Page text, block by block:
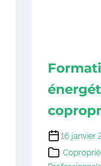
16 janvier